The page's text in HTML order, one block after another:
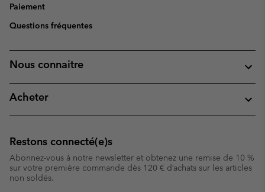
Paiement
Questions fréquentes
Nous connaitre
Acheter
Restons connecté(e)s
Abonnez-vous à notre newsletter et obtenez une remise de 10 %
sur votre première commande dès 120 € d’achats sur les articles
non soldés.